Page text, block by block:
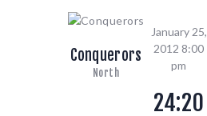
Conquerors
North
January 25,
2012 8:00
pm
24:20